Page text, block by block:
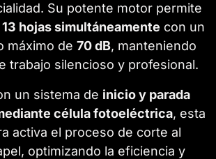
Su potente motor permite
13 hojas simultáneamente con un
máximo de 70 dB, manteniendo
trabajo silencioso y profesional.
un sistema de inicio y parada
célula fotoeléctrica, esta
activa el proceso de corte al
optimizando la eficiencia y